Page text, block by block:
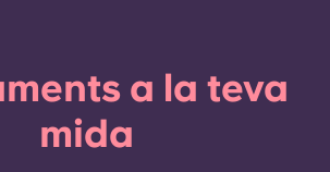
a la teva
mida